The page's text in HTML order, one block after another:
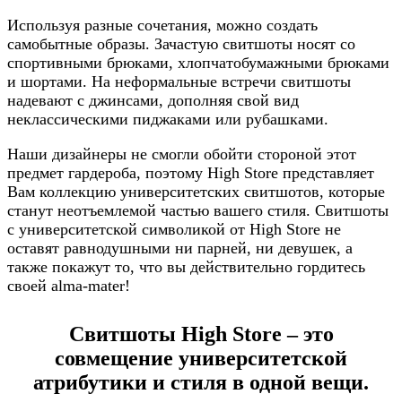
Используя разные сочетания, можно создать
самобытные образы. Зачастую свитшоты носят со
спортивными брюками, хлопчатобумажными брюками
и шортами. На неформальные встречи свитшоты
надевают с джинсами, дополняя свой вид
неклассическими пиджаками или рубашками.
Наши дизайнеры не смогли обойти стороной этот
предмет гардероба, поэтому High Store представляет
Вам коллекцию университетских свитшотов, которые
станут неотъемлемой частью вашего стиля. Свитшоты
с университетской символикой от High Store не
оставят равнодушными ни парней, ни девушек, а
также покажут то, что вы действительно гордитесь
своей alma-mater!
Свитшоты High Store – это
совмещение университетской
атрибутики и стиля в одной вещи.